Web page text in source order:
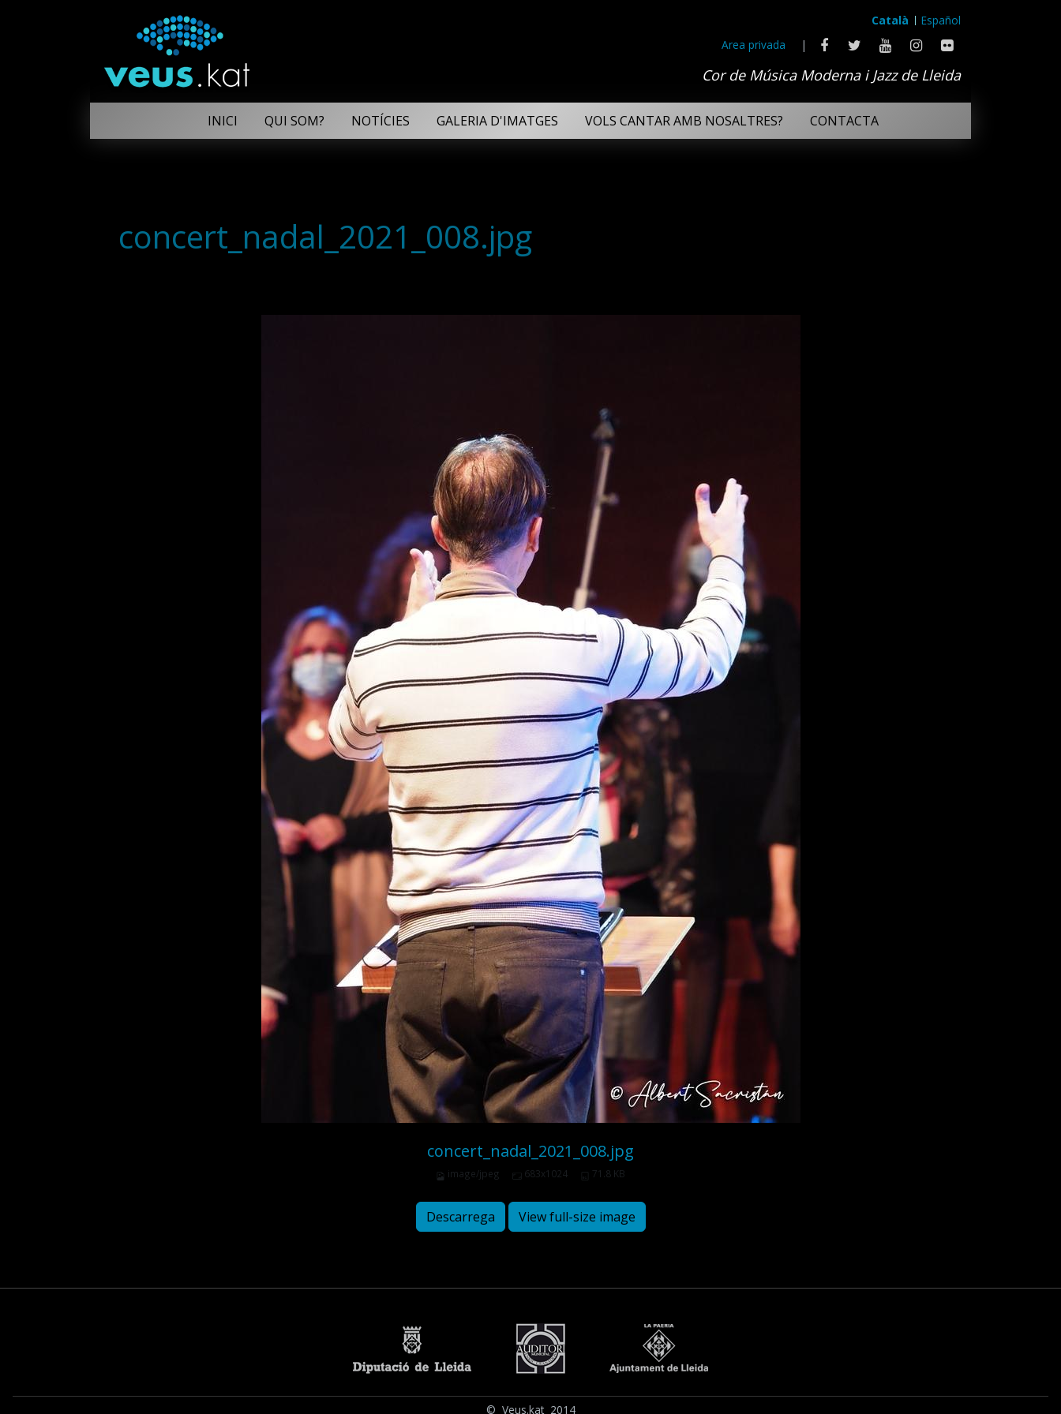
Català
Español
Area privada
|
Cor de Música Moderna i Jazz de Lleida
INICI QUI SOM? NOTÍCIES GALERIA D'IMATGES VOLS CANTAR AMB NOSALTRES? CONTACTA
concert_nadal_2021_008.jpg
concert_nadal_2021_008.jpg
image/jpeg 683x1024 71.8 KB
Descarrega View full-size image
© Veus.kat 2014